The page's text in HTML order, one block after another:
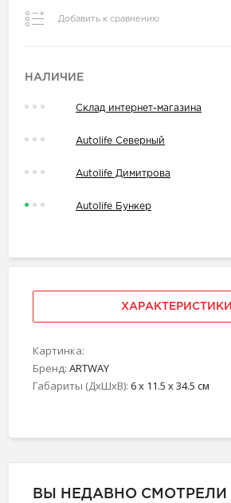
Добавить к сравнению
НАЛИЧИЕ
Склад интернет-магазина
Autolife Северный
Autolife Димитрова
Autolife Бункер
ХАРАКТЕРИСТИКИ
Картинка:
Бренд: ARTWAY
Габариты (ДхШхВ): 6 x 11.5 x 34.5 см
ВЫ НЕДАВНО СМОТРЕЛИ